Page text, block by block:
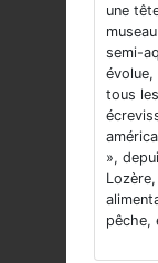
une
semi-
évolue,
tous
»,
pêche,